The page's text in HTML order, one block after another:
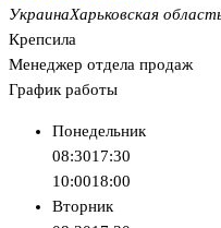
УкраинаХарьковская
Крепсила
Менеджер отдела продаж
График работы
Понедельник
08:3017:30
10:0018:00
Вторник